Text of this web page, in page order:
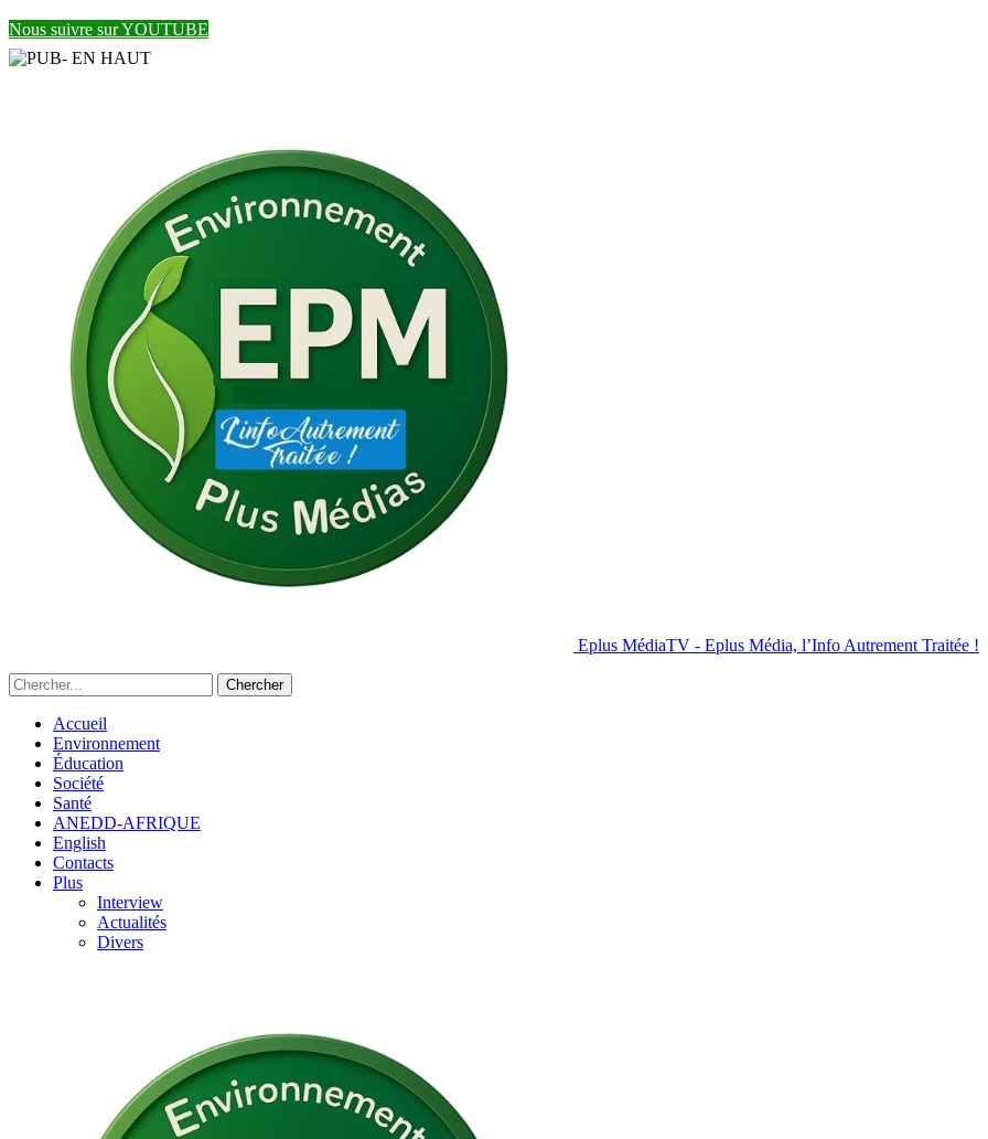
Nous suivre sur YOUTUBE
Eplus MédiaTV - Eplus Média, l’Info Autrement Traitée !
Accueil
Environnement
Éducation
Société
Santé
ANEDD-AFRIQUE
English
Contacts
Plus
Interview
Actualités
Divers